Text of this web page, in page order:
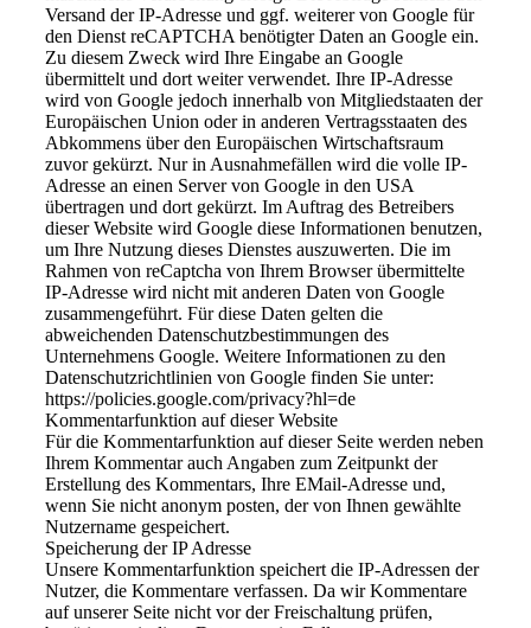
Versand der IP-Adresse und ggf. weiterer von Google für
den Dienst reCAPTCHA benötigter Daten an Google ein.
Zu diesem Zweck wird Ihre Eingabe an Google
übermittelt und dort weiter verwendet. Ihre IP-Adresse
wird von Google jedoch innerhalb von Mitgliedstaaten der
Europäischen Union oder in anderen Vertragsstaaten des
Abkommens über den Europäischen Wirtschaftsraum
zuvor gekürzt. Nur in Ausnahmefällen wird die volle IP-
Adresse an einen Server von Google in den USA
übertragen und dort gekürzt. Im Auftrag des Betreibers
dieser Website wird Google diese Informationen benutzen,
um Ihre Nutzung dieses Dienstes auszuwerten. Die im
Rahmen von reCaptcha von Ihrem Browser übermittelte
IP-Adresse wird nicht mit anderen Daten von Google
zusammengeführt. Für diese Daten gelten die
abweichenden Datenschutzbestimmungen des
Unternehmens Google. Weitere Informationen zu den
Datenschutzrichtlinien von Google finden Sie unter:
https://policies.google.com/privacy?hl=de
Kommentarfunktion auf dieser Website
Für die Kommentarfunktion auf dieser Seite werden neben
Ihrem Kommentar auch Angaben zum Zeitpunkt der
Erstellung des Kommentars, Ihre EMail-Adresse und,
wenn Sie nicht anonym posten, der von Ihnen gewählte
Nutzername gespeichert.
Speicherung der IP Adresse
Unsere Kommentarfunktion speichert die IP-Adressen der
Nutzer, die Kommentare verfassen. Da wir Kommentare
auf unserer Seite nicht vor der Freischaltung prüfen,